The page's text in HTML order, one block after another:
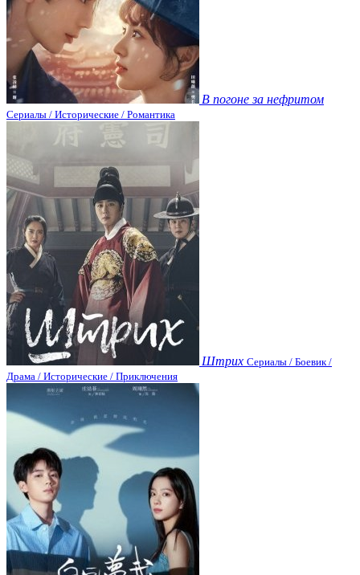
В погоне за нефритом
Сериалы / Исторические / Романтика
Штрих Сериалы / Боевик /
Драма / Исторические / Приключения